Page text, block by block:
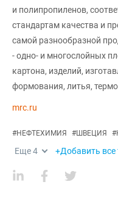
и полипропиленов,
стандартам качества и
самой разнообразной
- одно- и многослойных
картона, изделий,
формования, литья,
mrc.ru
#НЕФТЕХИМИЯ #ШВЕЦИЯ #
Еще4 +Добавить все